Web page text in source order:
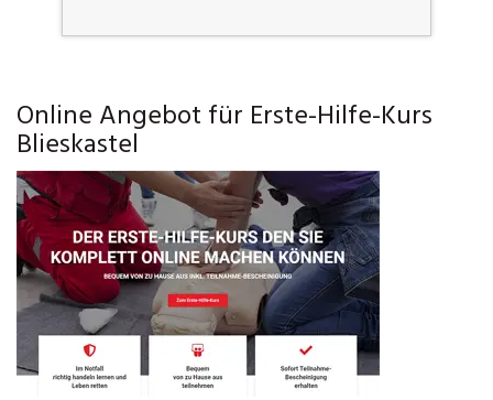
Online Angebot für Erste-Hilfe-Kurs
Blieskastel